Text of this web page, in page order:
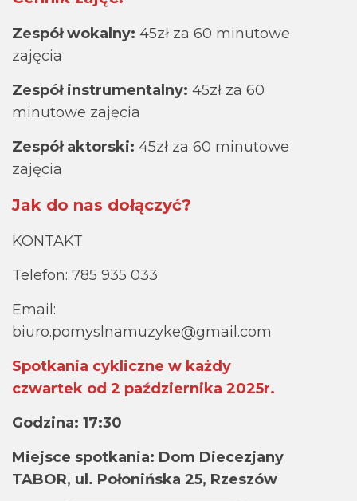
Zespół wokalny: 45zł za 60 minutowe
zajęcia
Zespół instrumentalny: 45zł za 60
minutowe zajęcia
Zespół aktorski: 45zł za 60 minutowe
zajęcia
Jak do nas dołączyć?
KONTAKT
Telefon: 785 935 033
Email:
biuro.pomyslnamuzyke@gmail.com
Spotkania cykliczne w każdy
czwartek od 2 października 2025r.
Godzina: 17:30
Miejsce spotkania: Dom Diecezjany
TABOR, ul. Połonińska 25, Rzeszów